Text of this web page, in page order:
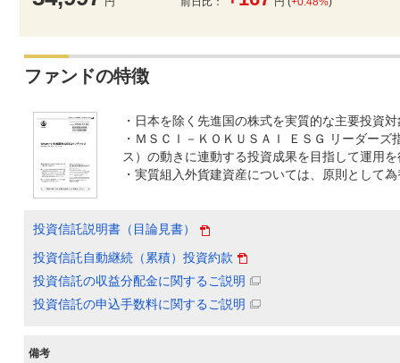
ファンドの特徴
・日本を除く先進国の株式を実質的な主要投資
・ＭＳＣＩ－ＫＯＫＵＳＡＩ ＥＳＧ リーダーズ
ス）の動きに連動する投資成果を目指して運用
・実質組入外貨建資産については、原則として
投資信託説明書（目論見書）
投資信託自動継続（累積）投資約款
投資信託の収益分配金に関するご説明
投資信託の申込手数料に関するご説明
備考